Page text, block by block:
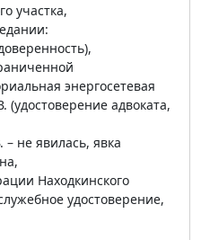
участка,
энергосетевая
(удостоверение адвоката,
– не явилась, явка
Находкинского
удостоверение,